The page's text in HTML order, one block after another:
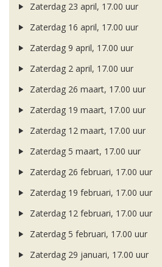
Zaterdag 23 april, 17.00 uur
Zaterdag 16 april, 17.00 uur
Zaterdag 9 april, 17.00 uur
Zaterdag 2 april, 17.00 uur
Zaterdag 26 maart, 17.00 uur
Zaterdag 19 maart, 17.00 uur
Zaterdag 12 maart, 17.00 uur
Zaterdag 5 maart, 17.00 uur
Zaterdag 26 februari, 17.00 uur
Zaterdag 19 februari, 17.00 uur
Zaterdag 12 februari, 17.00 uur
Zaterdag 5 februari, 17.00 uur
Zaterdag 29 januari, 17.00 uur